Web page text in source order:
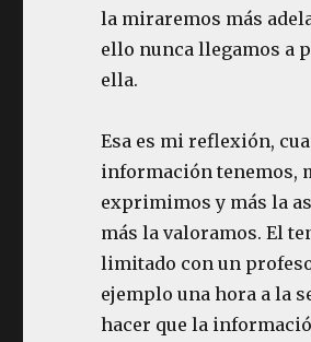
la miraremos más
ello nunca llegamos a
ella.
Esa es mi reflexión,
información tenemos,
exprimimos y más la
más la valoramos. El
limitado con un
ejemplo una hora a la
hacer que la